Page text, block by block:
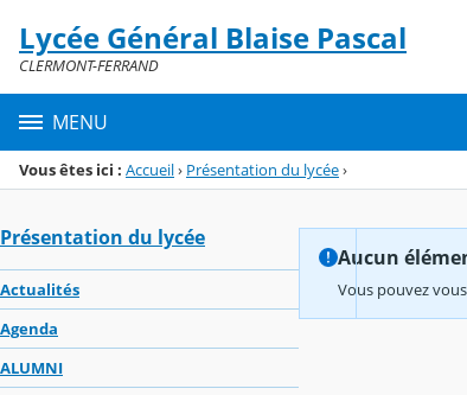
Menu de la rubrique
Contenu
Lycée Général Blaise Pascal
CLERMONT-FERRAND
MENU
Vous êtes ici : Accueil› Présentation du lycée›
Présentation du lycée
Actualités
Agenda
ALUMNI
Aucun
Vous pouvez